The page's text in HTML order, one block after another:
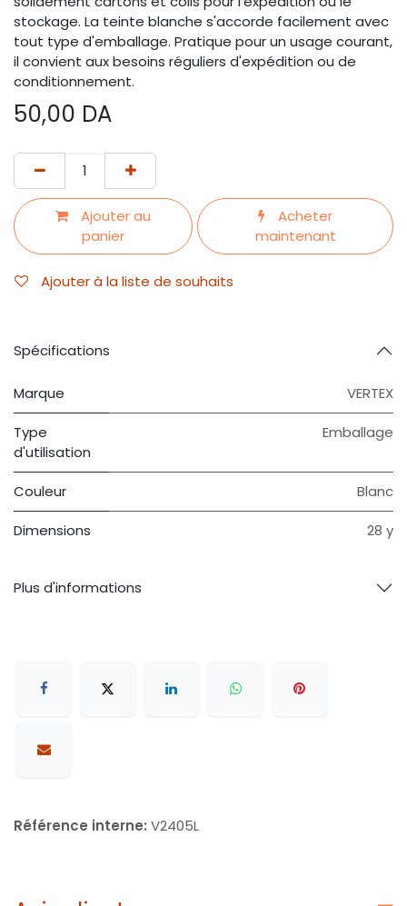
stockage. La teinte blanche s'accorde facilement avec
tout type d'emballage. Pratique pour un usage courant,
il convient aux besoins réguliers d'expédition ou de
conditionnement.
50,00 DA
Ajouter au
panier
Acheter
maintenant
Ajouter à la liste de souhaits
Spécifications
Marque VERTEX
Type
d'utilisation
Emballage
Couleur Blanc
Dimensions 28 y
Plus d'informations
Référence interne: V2405L